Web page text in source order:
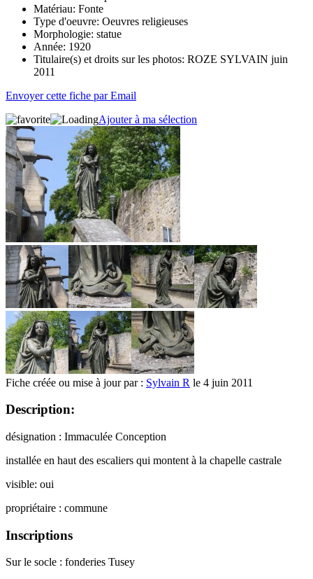
Matériau: Fonte
Type d'oeuvre: Oeuvres religieuses
Morphologie: statue
Année: 1920
Titulaire(s) et droits sur les photos: ROZE SYLVAIN juin
2011
Envoyer cette fiche par Email
Ajouter à ma sélection
Fiche créée ou mise à jour par : Sylvain R le 4 juin 2011
Description:
désignation : Immaculée Conception
installée en haut des escaliers qui montent à la chapelle castrale
visible: oui
propriétaire : commune
Inscriptions
Sur le socle : fonderies Tusey